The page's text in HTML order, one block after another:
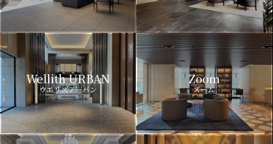
Wellith URBAN
ウエリスアーバン
Zoom
ズーム